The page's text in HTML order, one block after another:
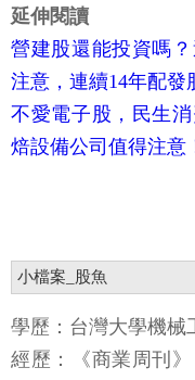
延伸閱讀
營建股還能投資嗎
注意，連續14年配發
不愛電子股，民生
焙設備公司值得注意
小檔案_股魚
學歷：台灣大學機械
經歷：《商業周刊